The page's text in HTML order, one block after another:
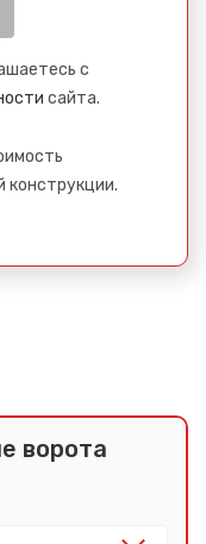
с
сайта.
конструкции.
ворота